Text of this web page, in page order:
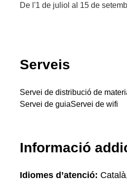
De l'1 de juliol al 15 de
Serveis
Servei de distribució de
Servei de guiaServei de wifi
Informació
Idiomes d’atenció: